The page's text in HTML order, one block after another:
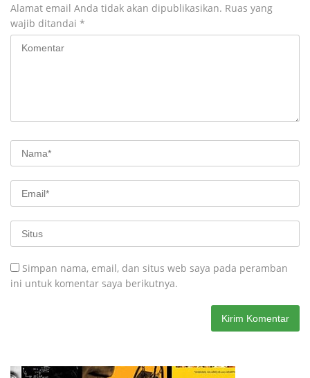
Alamat email Anda tidak akan dipublikasikan. Ruas yang
wajib ditandai *
Simpan nama, email, dan situs web saya pada peramban
ini untuk komentar saya berikutnya.